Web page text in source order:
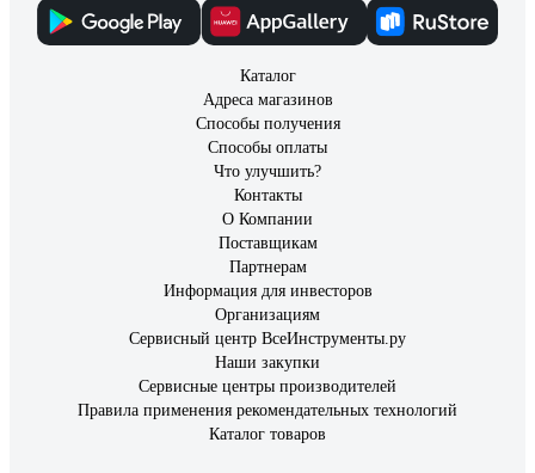
Каталог
Адреса магазинов
Способы получения
Способы оплаты
Что улучшить?
Контакты
О Компании
Поставщикам
Партнерам
Информация для инвесторов
Организациям
Сервисный центр ВсеИнструменты.ру
Наши закупки
Сервисные центры производителей
Правила применения рекомендательных технологий
Каталог товаров